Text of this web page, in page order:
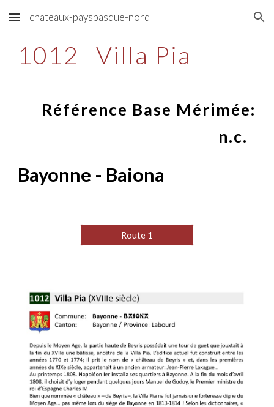
Skip to main content Skip to navigation
chateaux-paysbasque-nord
1012 Villa Pia
Référence Base Mérimée:
n.c.
Bayonne - Baiona
Route 1